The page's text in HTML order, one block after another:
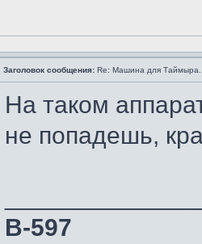
Заголовок сообщения: Re: Машина для Таймыра.
На таком
не попадешь,
В-597